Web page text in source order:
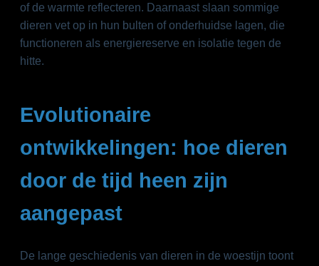
of de warmte reflecteren. Daarnaast slaan sommige
dieren vet op in hun bulten of onderhuidse lagen, die
functioneren als energiereserve en isolatie tegen de
hitte.
Evolutionaire
ontwikkelingen: hoe dieren
door de tijd heen zijn
aangepast
De lange geschiedenis van dieren in de woestijn toont